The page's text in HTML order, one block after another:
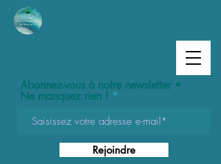
Abonnez-vous à notre newsletter •
Ne manquez rien !
Rejoindre